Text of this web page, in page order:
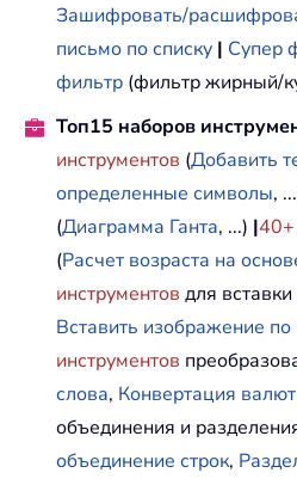
Зашифровать/
письмо по списку | Супер
фильтр (фильтр жирный/
Топ15 наборов
инструментов (Добавить
определенные символы,
(Диаграмма Ганта, ...) |
(Расчет возраста на
инструментов для вставки
Вставить изображение по
инструментов
слова, Конвертация
объединения и
объединение строк,